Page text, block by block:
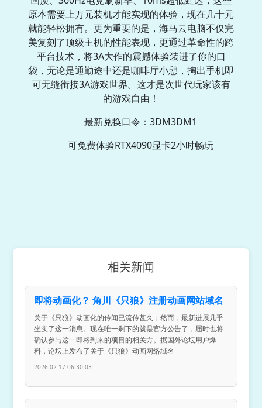
原本需要上万元装机才能实现的体验，现在几十元
就能轻松拥有。更为重要的是，海马云电脑不仅完
美复刻了顶级主机的性能表现，更通过革命性的跨
平台技术，将3A大作的震撼体验装进了你的口
袋，无论是通勤途中还是咖啡厅小憩，掏出手机即
可无缝衔接3A游戏世界。这才是次世代玩家该有
的游戏自由！
最新兑换口令：3DM3DM1
可免费体验RTX4090显卡2小时畅玩
相关新闻
即将动画化？ 角川《只狼》注册动画网站域名
关于《只狼》动画化的传闻已流传甚久；然而，最新进展几乎
坐实了这一消息。现在唯一剩下的就是官方公告了，届时也将
确认参与这一即将到来的项目的相关方。据国外论坛用户爆
料，论坛上发布了关于《只狼》动画网络域名
2026-02-17 06:30:03